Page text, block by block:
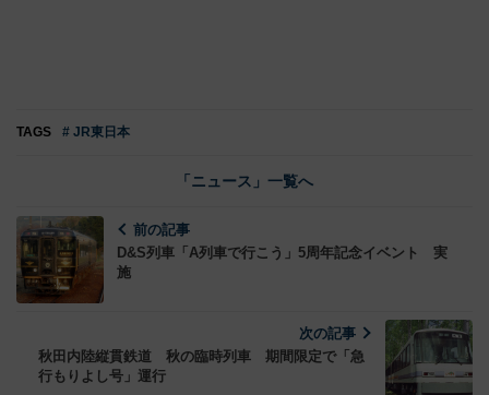
TAGS # JR東日本
「ニュース」一覧へ
前の記事
D&S列車「A列車で行こう」5周年記念イベント 実
施
次の記事
秋田内陸縦貫鉄道 秋の臨時列車 期間限定で「急
行もりよし号」運行